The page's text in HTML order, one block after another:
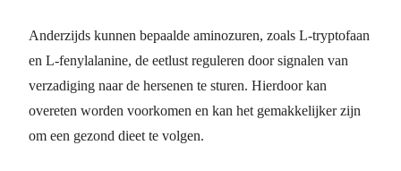
Anderzijds kunnen bepaalde aminozuren, zoals L-tryptofaan
en L-fenylalanine, de eetlust reguleren door signalen van
verzadiging naar de hersenen te sturen. Hierdoor kan
overeten worden voorkomen en kan het gemakkelijker zijn
om een gezond dieet te volgen.